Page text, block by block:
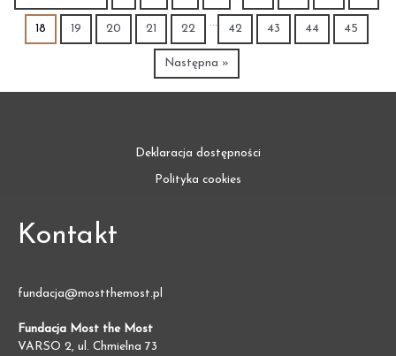
18 19 20 21 22
…
42 43 44 45
Następna »
Deklaracja dostępności
Polityka cookies
Kontakt
fundacja@mostthemost.pl
Fundacja Most the Most
VARSO 2, ul. Chmielna 73